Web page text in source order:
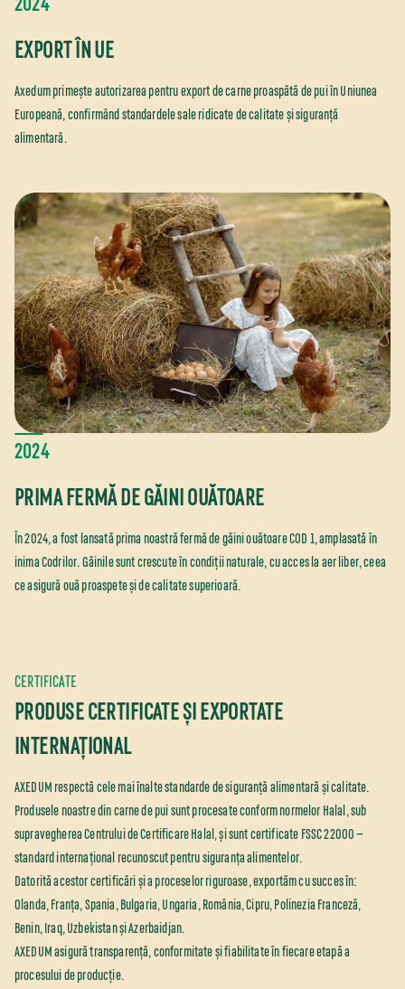
EXPORT ÎN UE
Axedum primește autorizarea pentru export de carne proaspătă de pui în Uniunea
Europeană, confirmând standardele sale ridicate de calitate și siguranță
alimentară.
2024
PRIMA FERMĂ DE GĂINI OUĂTOARE
În 2024, a fost lansată prima noastră fermă de găini ouătoare COD 1, amplasată în
inima Codrilor. Găinile sunt crescute în condiții naturale, cu acces la aer liber, ceea
ce asigură ouă proaspete și de calitate superioară.
CERTIFICATE
PRODUSE CERTIFICATE ȘI EXPORTATE
INTERNAȚIONAL
AXEDUM respectă cele mai înalte standarde de siguranță alimentară și calitate.
Produsele noastre din carne de pui sunt procesate conform normelor Halal, sub
supravegherea Centrului de Certificare Halal, și sunt certificate FSSC 22000 —
standard internațional recunoscut pentru siguranța alimentelor.
Datorită acestor certificări și a proceselor riguroase, exportăm cu succes în:
Olanda, Franța, Spania, Bulgaria, Ungaria, România, Cipru, Polinezia Franceză,
Benin, Iraq, Uzbekistan și Azerbaidjan.
AXEDUM asigură transparență, conformitate și fiabilitate în fiecare etapă a
procesului de producție.